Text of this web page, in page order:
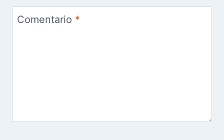
Comentario *